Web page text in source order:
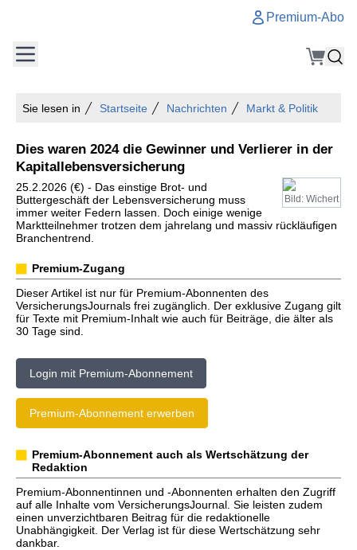
Premium-Abo
Sie lesen in Startseite Nachrichten Markt & Politik
Dies waren 2024 die Gewinner und Verlierer in der
Kapitallebensversicherung
Bild: Wichert
25.2.2026 (€) - Das einstige Brot- und
Buttergeschäft der Lebensversicherung muss
immer weiter Federn lassen. Doch einige wenige
Marktteilnehmer trotzen dem jahrelang und massiv rückläufigen
Branchentrend.
Premium-Zugang
Dieser Artikel ist nur für Premium-Abonnenten des
VersicherungsJournals frei zugänglich. Der exklusive Zugang gilt
für Texte mit Premium-Inhalt wie auch für Beiträge, die älter als
30 Tage sind.
Login mit Premium-Abonnement
Premium-Abonnement erwerben
Premium-Abonnement auch als Wertschätzung der
Redaktion
Premium-Abonnentinnen und -Abonnenten erhalten den Zugriff
auf alle Inhalte vom VersicherungsJournal. Sie leisten zudem
einen unverzichtbaren Beitrag für die redaktionelle
Unabhängigkeit. Der Verlag ist für diese Wertschätzung sehr
dankbar.